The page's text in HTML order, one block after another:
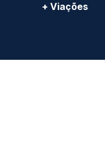
+ Viações